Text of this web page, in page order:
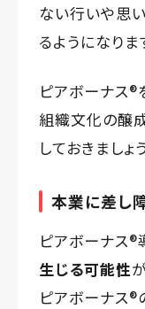
ない行いや思
るようになりま
ピアボーナス®️
組織文化の醸
しておきましょう
本業に差し
ピアボーナス®️
生じる可能性
ピアボーナス®️